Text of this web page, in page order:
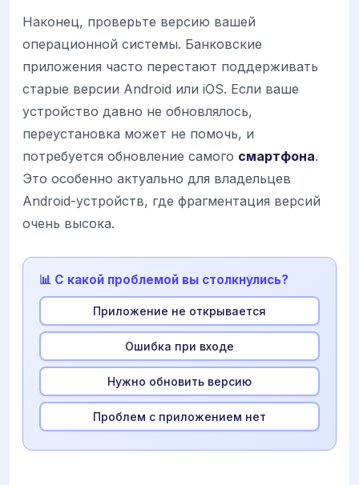
Наконец, проверьте версию вашей
операционной системы. Банковские
приложения часто перестают поддерживать
старые версии Android или iOS. Если ваше
устройство давно не обновлялось,
переустановка может не помочь, и
потребуется обновление самого смартфона.
Это особенно актуально для владельцев
Android-устройств, где фрагментация версий
очень высока.
📊 С какой проблемой вы столкнулись?
Приложение не открывается
Ошибка при входе
Нужно обновить версию
Проблем с приложением нет